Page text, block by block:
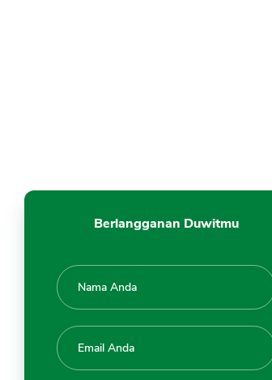
4. Cocok Pemula
Langkah Transaksi ETF
Berlangganan Duwitmu